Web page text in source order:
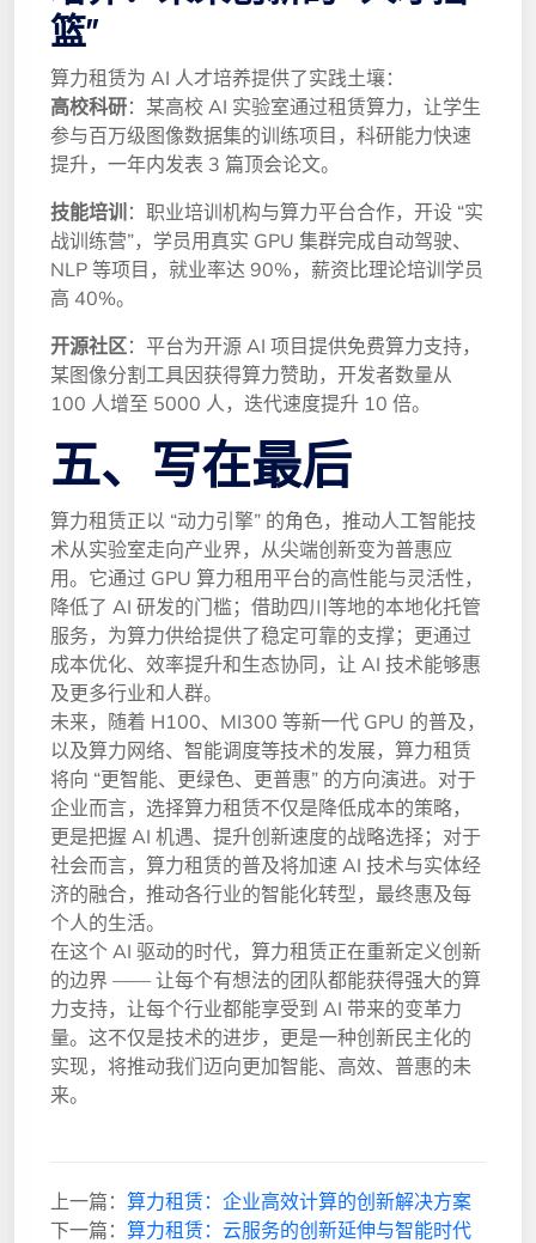
篮”
算力租赁为 AI 人才培养提供了实践土壤：
高校科研：某高校 AI 实验室通过租赁算力，让学生
参与百万级图像数据集的训练项目，科研能力快速
提升，一年内发表 3 篇顶会论文。
技能培训 ：职业培训机构与算力平台合作，开设 “实
战训练营”，学员用真实 GPU 集群完成自动驾驶、
NLP 等项目，就业率达 90%，薪资比理论培训学员
高 40%。
开源社区：平台为开源 AI 项目提供免费算力支持，
某图像分割工具因获得算力赞助，开发者数量从
100 人增至 5000 人，迭代速度提升 10 倍。
五、写在最后
算力租赁正以 “动力引擎” 的角色，推动人工智能技
术从实验室走向产业界，从尖端创新变为普惠应
用。它通过 GPU 算力租用平台的高性能与灵活性，
降低了 AI 研发的门槛；借助四川等地的本地化托管
服务，为算力供给提供了稳定可靠的支撑；更通过
成本优化、效率提升和生态协同，让 AI 技术能够惠
及更多行业和人群。
未来，随着 H100、MI300 等新一代 GPU 的普及，
以及算力网络、智能调度等技术的发展，算力租赁
将向 “更智能、更绿色、更普惠” 的方向演进。对于
企业而言，选择算力租赁不仅是降低成本的策略，
更是把握 AI 机遇、提升创新速度的战略选择；对于
社会而言，算力租赁的普及将加速 AI 技术与实体经
济的融合，推动各行业的智能化转型，最终惠及每
个人的生活。
在这个 AI 驱动的时代，算力租赁正在重新定义创新
的边界 —— 让每个有想法的团队都能获得强大的算
力支持，让每个行业都能享受到 AI 带来的变革力
量。这不仅是技术的进步，更是一种创新民主化的
实现，将推动我们迈向更加智能、高效、普惠的未
来。
上一篇： 算力租赁：企业高效计算的创新解决方案
下一篇： 算力租赁：云服务的创新延伸与智能时代